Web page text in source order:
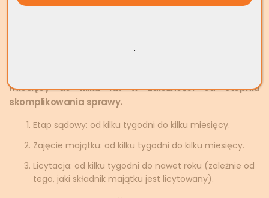
sprawę do komornika. Następnie rozpoczyna się etap
miesięcy do kilku lat w zależności od stopnia
skomplikowania sprawy.
Etap sądowy: od kilku tygodni do kilku miesięcy.
Zajęcie majątku: od kilku tygodni do kilku miesięcy.
Licytacja: od kilku tygodni do nawet roku (zależnie od
tego, jaki składnik majątku jest licytowany).
.